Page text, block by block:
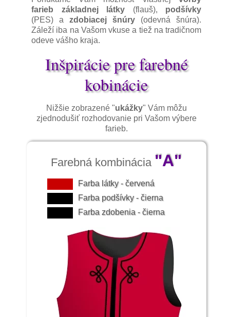
farieb základnej látky (flauš), podšívky
(PES) a zdobiacej šnúry (odevná šnúra).
Záleží iba na Vašom vkuse a tiež na tradičnom
odeve vášho kraja.
Inšpirácie pre farebné
kobinácie
Nižšie zobrazené "ukážky" Vám môžu
zjednodušiť rozhodovanie pri Vašom výbere
farieb.
Farebná kombinácia "A"
Farba látky - červená
Farba podšívky - čierna
Farba zdobenia - čierna